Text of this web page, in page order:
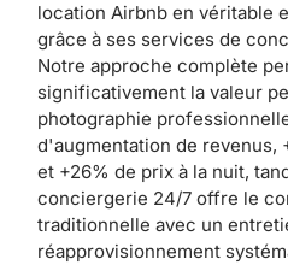
location Airbnb en véritable
grâce à ses services de
Notre approche complète
significativement la valeur
photographie
d'augmentation de revenus,
et +26% de prix à la nuit,
conciergerie 24/7 offre le
traditionnelle avec un
réapprovisionnement